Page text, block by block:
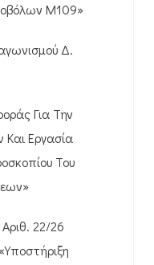
M109»
Δ.
Για Την
Εργασία
Του
22/26